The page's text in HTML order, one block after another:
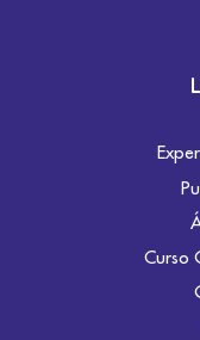
Curso